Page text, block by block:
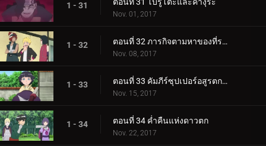
1 - 31
Nov. 01, 2017
1 - 32 ตอนที่ 32 ภารกิจตามหาของที่ระลึก
Nov. 08, 2017
1 - 33 ตอนที่ 33 คัมภีร์ซุปเปอร์อสูรตกต่ำ!
Nov. 15, 2017
1 - 34 ตอนที่ 34 ค่ำคืนแห่งดาวตก
Nov. 22, 2017